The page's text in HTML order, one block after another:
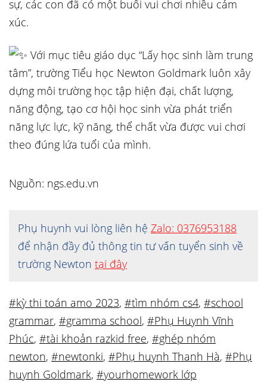
sự, các con đã có một buổi vui chơi nhiều cảm
xúc.
Với mục tiêu giáo dục “Lấy học sinh làm trung
tâm”, trường Tiểu học Newton Goldmark luôn xây
dựng môi trường học tập hiện đại, chất lượng,
năng động, tạo cơ hội học sinh vừa phát triển
năng lực lực, kỹ năng, thể chất vừa được vui chơi
theo đúng lứa tuổi của mình.
Nguồn: ngs.edu.vn
Phụ huynh vui lòng liên hệ Zalo: 0376953188
để nhận đầy đủ thông tin tư vấn tuyển sinh về
trường Newton tại đây
#kỳ thi toán amo 2023, #tìm nhóm cs4, #school
grammar, #gramma school, #Phụ Huynh Vĩnh
Phúc, #tài khoản razkid free, #ghép nhóm
newton, #newtonki, #Phụ huynh Thanh Hà, #Phụ
huynh Goldmark, #yourhomework lớp